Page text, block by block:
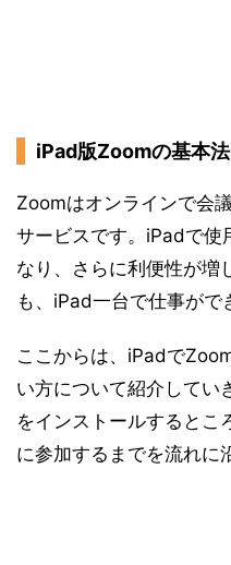
iPad版Zoomの基本
Zoomはオンラインで会
サービスです。iPadで使
なり、さらに利便性が増
も、iPad一台で仕事がで
ここからは、iPadで
い方について紹介してい
をインストールするとこ
に参加するまでを流れに